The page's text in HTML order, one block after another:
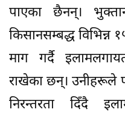
पाएका छैनन्।
किसानसम्बद्ध
माग गर्दै
राखेका छन्। उनीहरूले
निरन्तरता दिँदै